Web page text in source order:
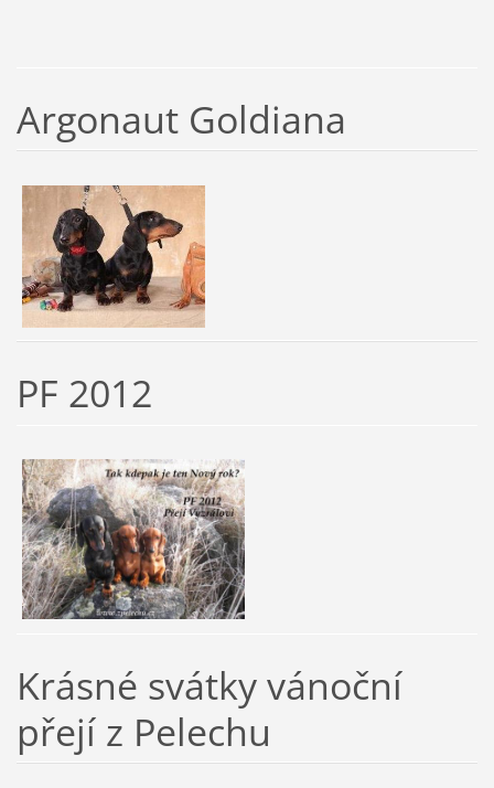
Argonaut Goldiana
PF 2012
Krásné svátky vánoční
přejí z Pelechu